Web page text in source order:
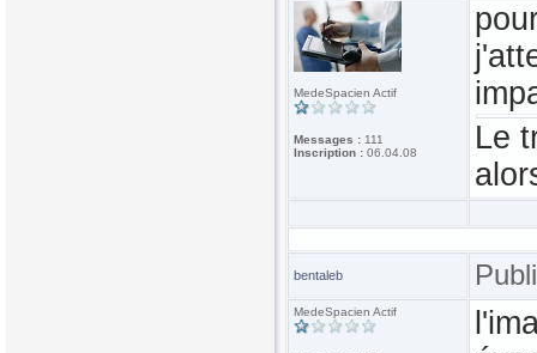
MedeSpacien Actif
Messages : 111
Inscription : 06.04.08
Le
bentaleb
MedeSpacien Actif